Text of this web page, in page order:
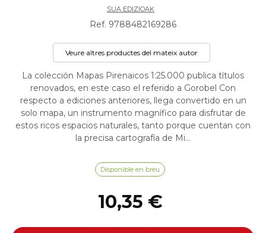
SUA EDIZIOAK
Ref. 9788482169286
Veure altres productes del mateix autor
La colección Mapas Pirenaicos 1:25.000 publica títulos
renovados, en este caso el referido a Gorobel Con
respecto a ediciones anteriores, llega convertido en un
solo mapa, un instrumento magnífico para disfrutar de
estos ricos espacios naturales, tanto porque cuentan con
la precisa cartografía de Mi...
Disponible en breu
10,35 €